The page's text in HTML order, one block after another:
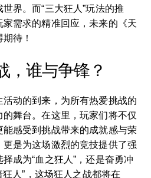
界。而“三大狂人”玩法的推
需求的精准回应，未来的《天
待！
，谁与争锋？
活动的到来，为所有热爱挑战的
舞台。在这里，玩家们将不仅
感受到挑战带来的成就感与荣
是为这场激烈的竞技提供了强
成为“血之狂人”，还是奋勇冲
狂人”，这场狂人之战都将在